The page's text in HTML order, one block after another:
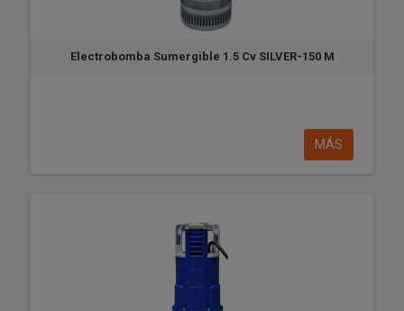
Electrobomba Sumergible 1.5 Cv SILVER-150 M
MÁS